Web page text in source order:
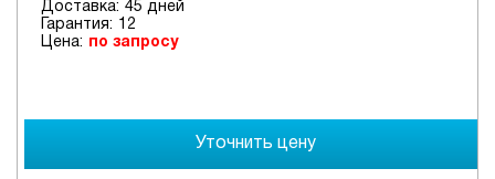
Доставка: 45 дней
Гарантия:
12
Цена:
по запросу